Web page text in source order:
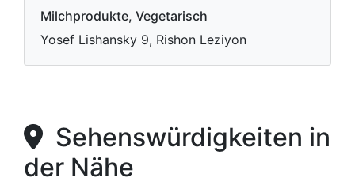
Milchprodukte, Vegetarisch
Yosef Lishansky 9, Rishon Leziyon
Sehenswürdigkeiten in
der Nähe